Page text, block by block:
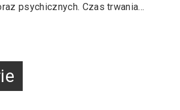
psychicznych. Czas trwania…